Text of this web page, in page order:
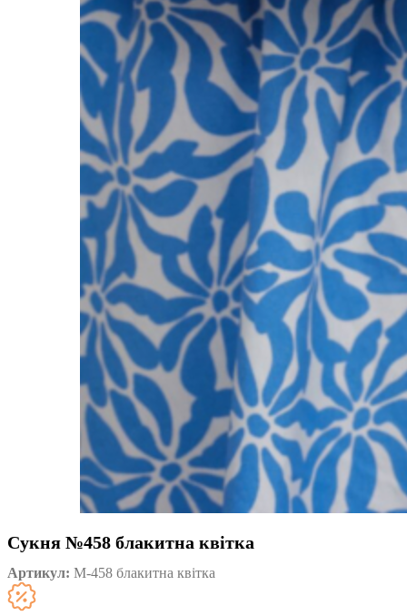
Сукня №458 блакитна квітка
Артикул: М-458 блакитна квітка